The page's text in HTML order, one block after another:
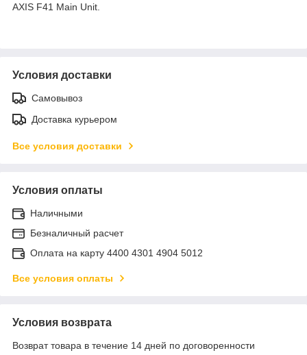
AXIS F41 Main Unit.
Условия доставки
Самовывоз
Доставка курьером
Все условия доставки
Условия оплаты
Наличными
Безналичный расчет
Оплата на карту 4400 4301 4904 5012
Все условия оплаты
Условия возврата
Возврат товара в течение 14 дней по договоренности